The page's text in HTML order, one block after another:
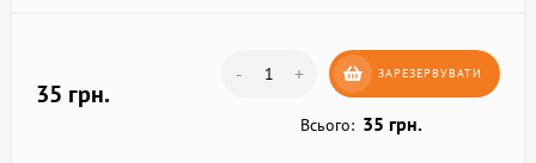
35 грн.
- + ЗАРЕЗЕРВУВАТИ
Всього: 35 грн.